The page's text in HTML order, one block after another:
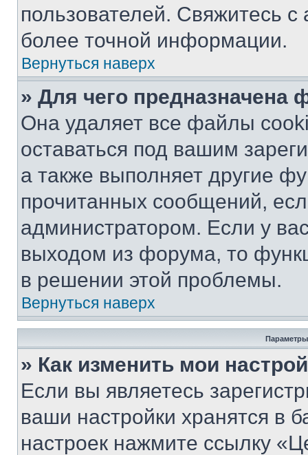
пользователей. Свяжитесь
более точной информации.
Вернуться наверх
» Для чего предназначена
Она удаляет все файлы
оставаться под вашим
а также выполняет другие
прочитанных сообщений,
администратором. Если у
выходом из форума, то
в решении этой проблемы.
Вернуться наверх
Параметры
» Как изменить мои
Если вы являетесь
ваши настройки хранятся в
настроек нажмите ссылку